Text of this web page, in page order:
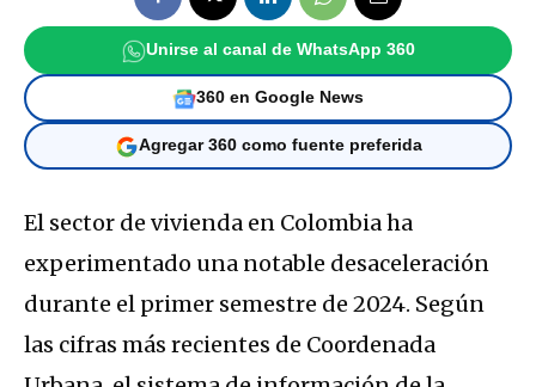
Unirse al canal de WhatsApp 360
360 en Google News
Agregar 360 como fuente preferida
El sector de vivienda en Colombia ha
experimentado una notable desaceleración
durante el primer semestre de 2024. Según
las cifras más recientes de Coordenada